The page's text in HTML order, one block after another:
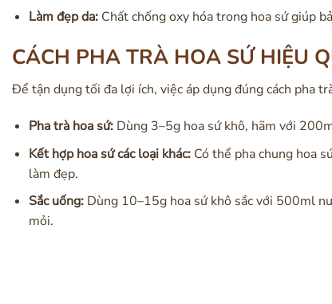
Làm đẹp da:Chất chống oxy hóa trong hoa sứ giúp
CÁCH PHA TRÀ HOA SỨ HIỆU
Để tận dụng tối đa lợi ích, việc áp dụng đúng cách pha
Pha trà hoa sứ:Dùng 3–5g hoa sứ khô, hãm với
Kết hợp hoa sứ các loại khác:Có thể pha chung hoa
làm đẹp.
Sắc uống:Dùng 10–15g hoa sứ khô sắc với 500ml
mỏi.